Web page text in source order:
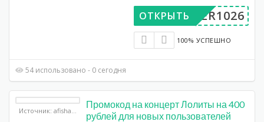
UPER1026
ОТКРЫТЬ
100% УСПЕШНО
54 использовано - 0 сегодня
Промокод на концерт Лолиты на 400
рублей для новых пользователей